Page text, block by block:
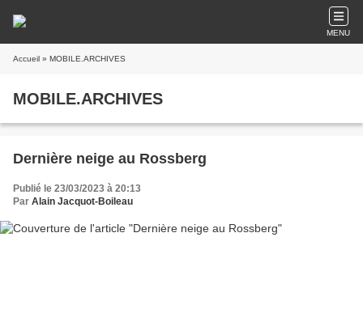
MENU
Accueil » MOBILE.ARCHIVES
MOBILE.ARCHIVES
Dernière neige au Rossberg
Publié le 23/03/2023 à 20:13
Par Alain Jacquot-Boileau